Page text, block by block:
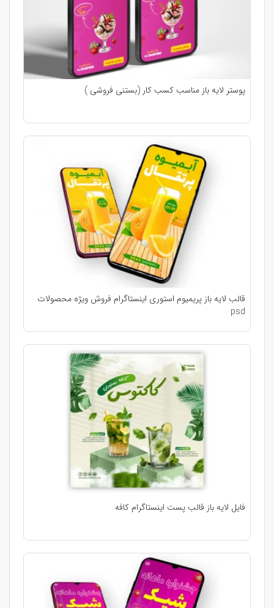
پوستر لایه باز مناسب کسب کار (بستنی فروشی )
قالب لایه باز پریمیوم استوری اینستاگرام فروش ویژه محصولات
psd
فایل لایه باز قالب پست اینستاگرام کافه